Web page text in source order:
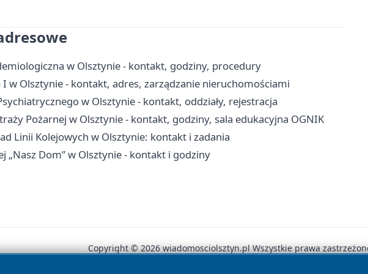
w Olsztynie - kontakt, godziny, procedury
w Olsztynie - kontakt, adres, zarządzanie nieruchomościami
w Olsztynie - kontakt, oddziały, rejestracja
Pożarnej w Olsztynie - kontakt, godziny, sala edukacyjna OGNIK
Linii Kolejowych w Olsztynie: kontakt i zadania
„Nasz Dom” w Olsztynie - kontakt i godziny
Copyright © 2026 wiadomosciolsztyn.pl Wszystkie prawa